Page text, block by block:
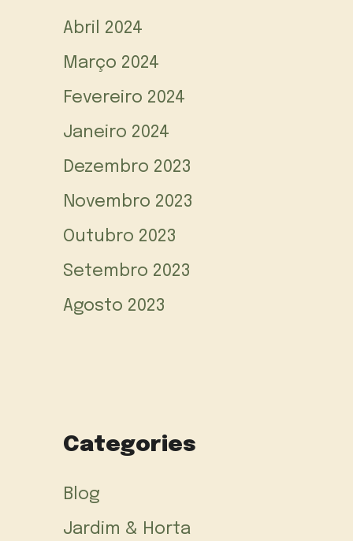
Abril 2024
Março 2024
Fevereiro 2024
Janeiro 2024
Dezembro 2023
Novembro 2023
Outubro 2023
Setembro 2023
Agosto 2023
Categories
Blog
Jardim & Horta